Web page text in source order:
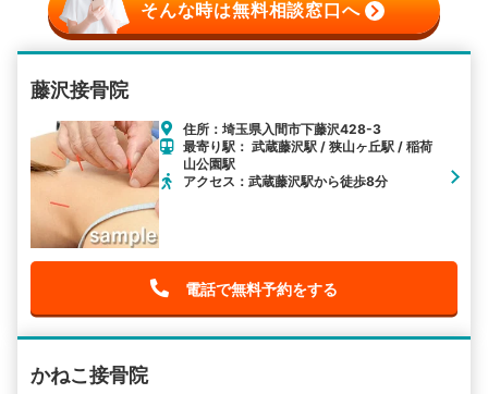
そんな時は無料相談窓口へ
藤沢接骨院
住所：埼玉県入間市下藤沢428-3
最寄り駅： 武蔵藤沢駅 / 狭山ヶ丘駅 / 稲荷
山公園駅
アクセス：武蔵藤沢駅から徒歩8分
電話で無料予約をする
かねこ接骨院